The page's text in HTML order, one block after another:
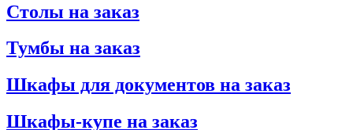
Столы на заказ
Тумбы на заказ
Шкафы для документов на заказ
Шкафы-купе на заказ